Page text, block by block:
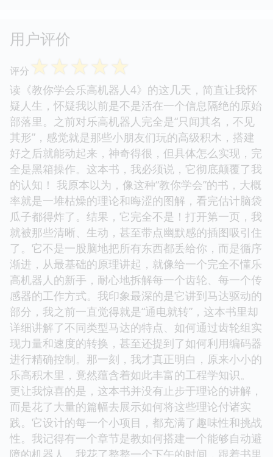
用户评价
评分 ☆☆☆☆☆
读《教你学会乐高机器人4》的这几天，简直让我怀
疑人生，怀疑我以前是不是活在一个信息隔绝的原始
部落里。之前对乐高机器人完全是“只闻其名，不见
其形”，感觉就是那些小朋友们玩的高级积木，搭建
好之后就能动起来，神奇得很，但具体怎么实现，完
全是黑箱操作。这本书，我必须说，它彻底颠覆了我
的认知！ 我原本以为，像这种“教你学会”的书，大概
率就是一堆枯燥的理论和晦涩的图解，看完估计脑袋
瓜子都得炸了。结果，它完全不是！打开第一页，我
就被那些清晰、生动，甚至带点幽默感的插图吸引住
了。它不是一股脑地把所有东西都丢给你，而是循序
渐进，从最基础的原理讲起，就像给一个完全不懂乐
高机器人的新手，耐心地拆解每一个齿轮、每一个传
感器的工作方式。我印象最深的是它讲到马达驱动的
部分，我之前一直觉得就是“通电就转”，这本书里却
详细讲解了不同类型马达的特点、如何通过齿轮组实
现力量和速度的转换，甚至还提到了如何利用编码器
进行精确控制。那一刻，我才真正明白，原来小小的
乐高积木里，竟然蕴含着如此丰富的工程学知识。
更让我惊喜的是，这本书并没有止步于理论的讲解，
而是花了大量的篇幅去展示如何将这些理论付诸实
践。它设计的每一个小项目，都充满了趣味性和挑战
性。我记得有一个章节是教如何搭建一个能够自动避
障的机器人。我花了整整一个下午的时间，跟着书里